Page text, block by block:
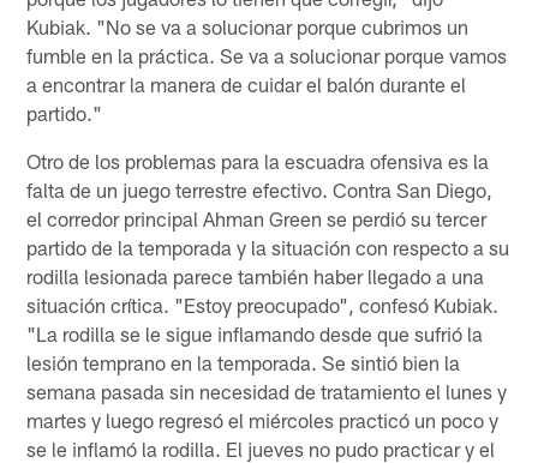
Kubiak. "No se va a solucionar porque cubrimos un
fumble en la práctica. Se va a solucionar porque vamos
a encontrar la manera de cuidar el balón durante el
partido."
Otro de los problemas para la escuadra ofensiva es la
falta de un juego terrestre efectivo. Contra San Diego,
el corredor principal Ahman Green se perdió su tercer
partido de la temporada y la situación con respecto a su
rodilla lesionada parece también haber llegado a una
situación crítica. "Estoy preocupado", confesó Kubiak.
"La rodilla se le sigue inflamando desde que sufrió la
lesión temprano en la temporada. Se sintió bien la
semana pasada sin necesidad de tratamiento el lunes y
martes y luego regresó el miércoles practicó un poco y
se le inflamó la rodilla. El jueves no pudo practicar y el